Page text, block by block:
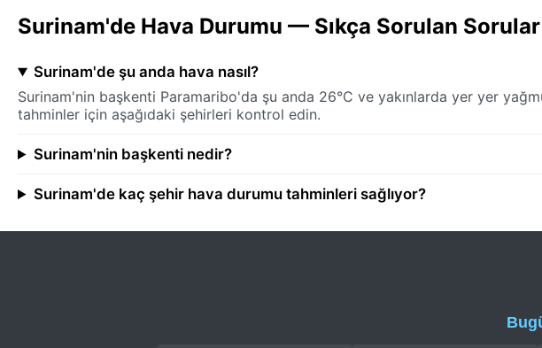
Surinam'de Hava Durumu — Sıkça Sorulan Sorular
Surinam'de şu anda hava nasıl?
Surinam'nin başkenti Paramaribo'da şu anda 26°C ve yakınlarda yer yer
tahminler için aşağıdaki şehirleri kontrol edin.
Surinam'nin başkenti nedir?
Surinam'de kaç şehir hava durumu tahminleri sağlıyor?